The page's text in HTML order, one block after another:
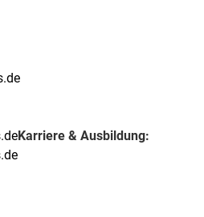
Karriere & Ausbildung: